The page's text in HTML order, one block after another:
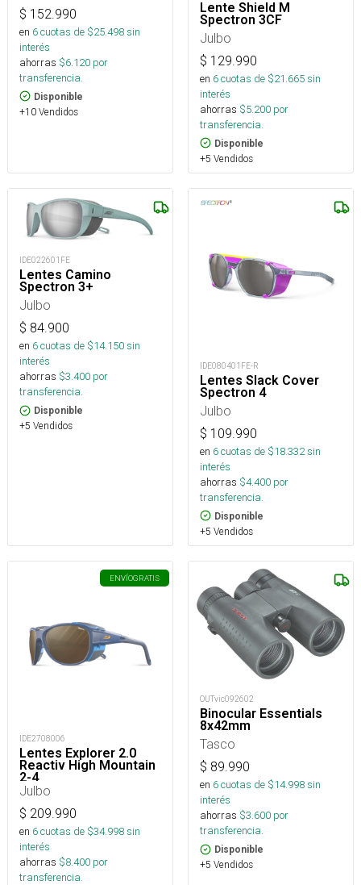
$ 152.990
en 6cuotas de $25.498sin
interés
ahorras $6.120 por
transferencia.
Disponible
+10 Vendidos
Lente Shield M
Spectron 3CF
Julbo
$ 129.990
en 6cuotas de $21.665sin
interés
ahorras $5.200 por
transferencia.
Disponible
+5 Vendidos
IDE022601FE
Lentes Camino
Spectron 3+
Julbo
$ 84.900
en 6cuotas de $14.150sin
interés
ahorras $3.400 por
transferencia.
Disponible
+5 Vendidos
IDE080401FE-R
Lentes Slack Cover
Spectron 4
Julbo
$ 109.990
en 6cuotas de $18.332sin
interés
ahorras $4.400 por
transferencia.
Disponible
+5 Vendidos
ENVÍOGRATIS
IDE2708006
Lentes Explorer 2.0
Reactiv High Mountain
2-4
Julbo
$ 209.990
en 6cuotas de $34.998sin
interés
ahorras $8.400 por
transferencia.
OUTvic092602
Binocular Essentials
8x42mm
Tasco
$ 89.990
en 6cuotas de $14.998sin
interés
ahorras $3.600 por
transferencia.
Disponible
+5 Vendidos